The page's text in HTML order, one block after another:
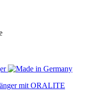
mit ORALITE